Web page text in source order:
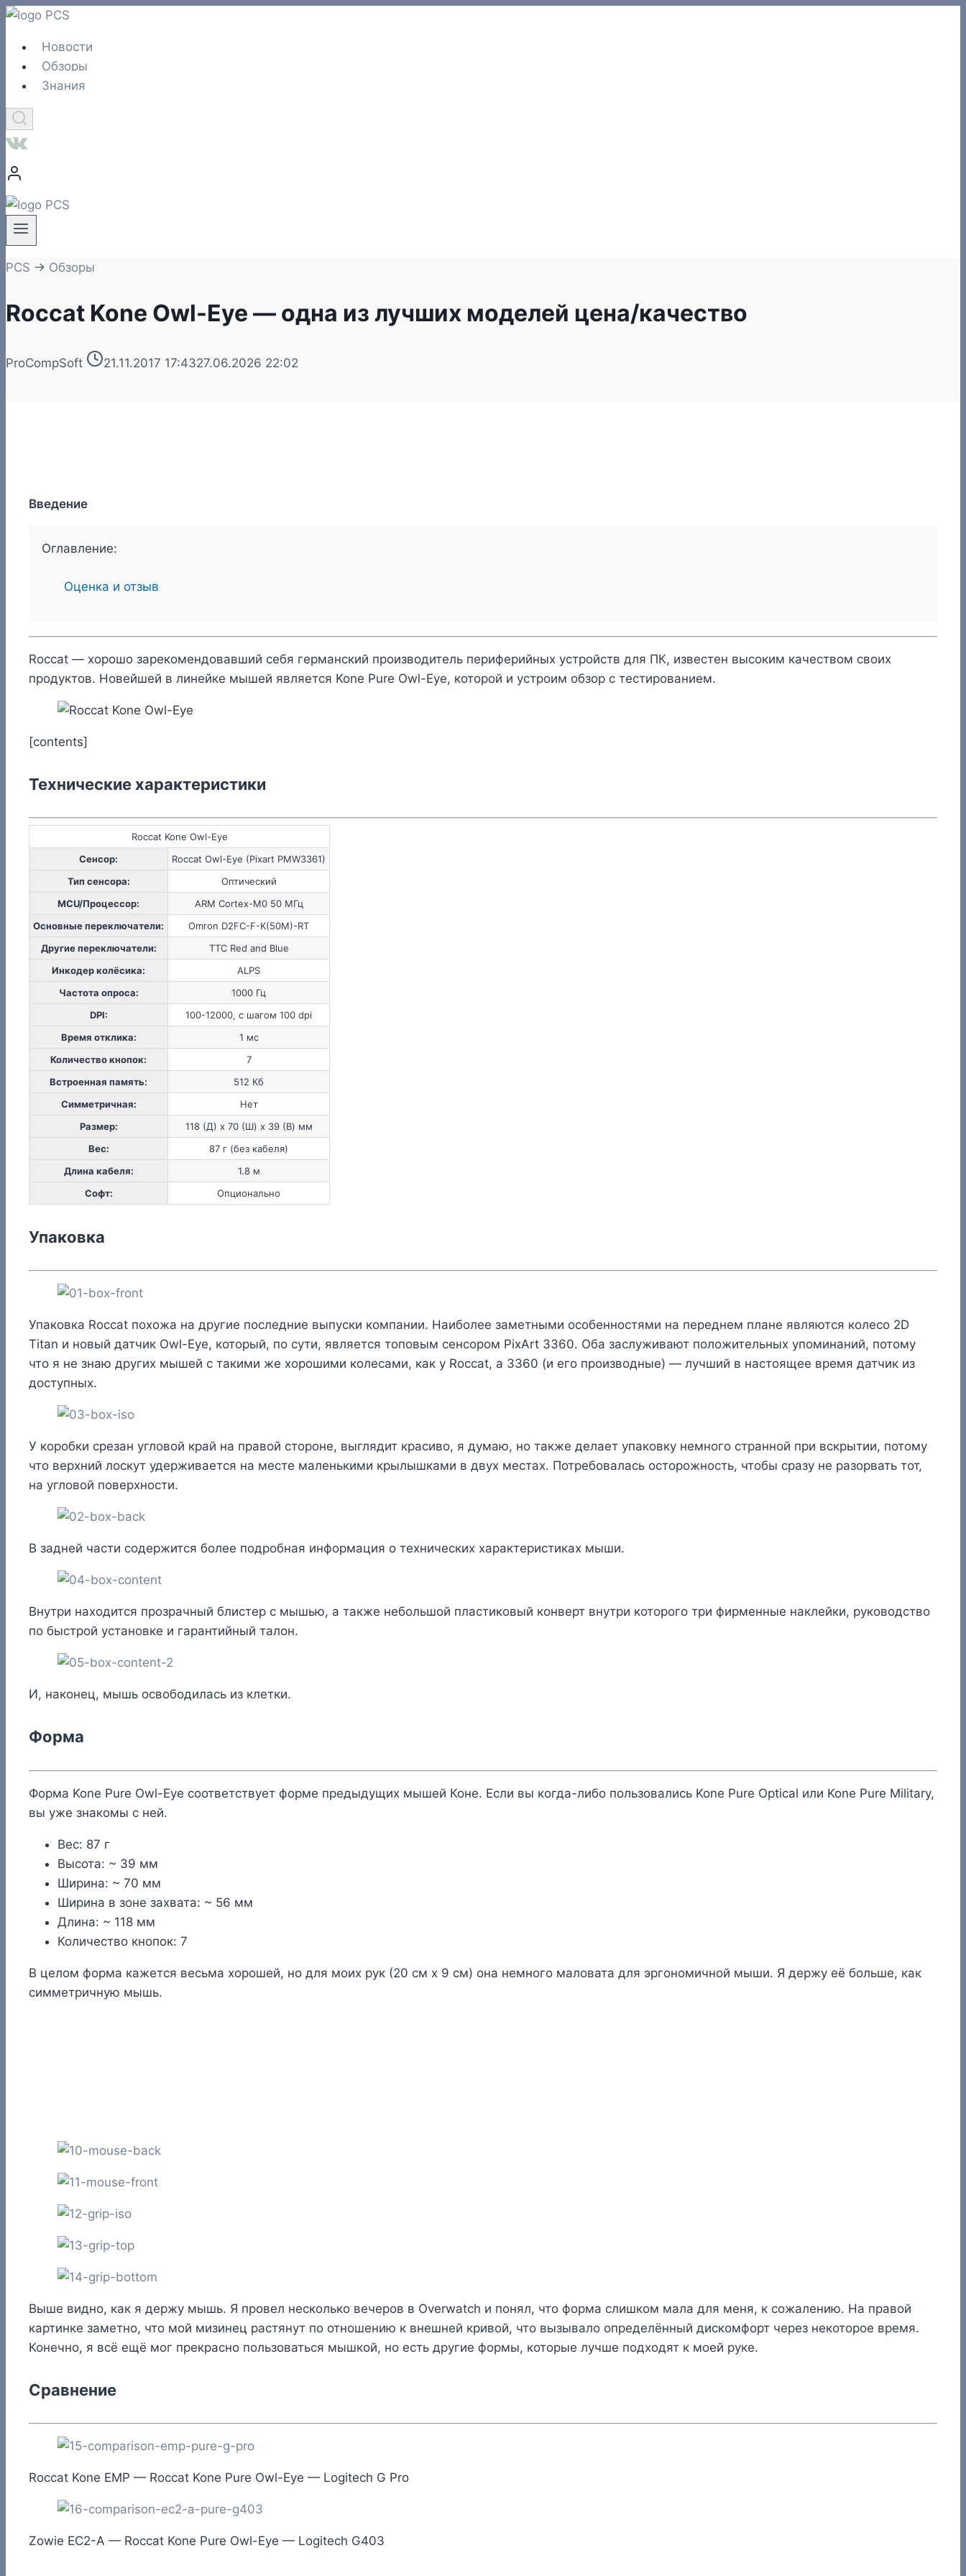
Перейти
содержимому
Новости
Обзоры
Знания
PCS → Обзоры
Roccat Kone Owl-Eye — одна из лучших моделей цена/качество
ProCompSoft 21.11.2017 17:4327.06.2026 22:02
Введение
Оглавление:
Оценка и отзыв
Roccat — хорошо зарекомендовавший себя германский производитель периферийных устройств для ПК, известен высоким качеством своих
продуктов. Новейшей в линейке мышей является Kone Pure Owl-Eye, которой и устроим обзор с тестированием.
[contents]
Технические характеристики
Roccat Kone Owl-Eye
Сенсор:
Roccat Owl-Eye (Pixart PMW3361)
Тип сенсора:
Оптический
MCU/Процессор:
ARM Cortex-M0 50 МГц
Основные переключатели:
Omron D2FC-F-K(50M)-RT
Другие переключатели:
TTC Red and Blue
Инкодер колёсика:
ALPS
Частота опроса:
1000 Гц
DPI:
100-12000, с шагом 100 dpi
Время отклика:
1 мс
Количество кнопок:
7
Встроенная память:
512 Кб
Симметричная:
Нет
Размер:
118 (Д) x 70 (Ш) x 39 (В) мм
Вес:
87 г (без кабеля)
Длина кабеля:
1.8 м
Софт:
Опционально
Упаковка
Упаковка Roccat похожа на другие последние выпуски компании. Наиболее заметными особенностями на переднем плане являются колесо 2D
Titan и новый датчик Owl-Eye, который, по сути, является топовым сенсором PixArt 3360. Оба заслуживают положительных упоминаний, потому
что я не знаю других мышей с такими же хорошими колесами, как у Roccat, а 3360 (и его производные) — лучший в настоящее время датчик из
доступных.
У коробки срезан угловой край на правой стороне, выглядит красиво, я думаю, но также делает упаковку немного странной при вскрытии, потому
что верхний лоскут удерживается на месте маленькими крылышками в двух местах. Потребовалась осторожность, чтобы сразу не разорвать тот,
на угловой поверхности.
В задней части содержится более подробная информация о технических характеристиках мыши.
Внутри находится прозрачный блистер с мышью, а также небольшой пластиковый конверт внутри которого три фирменные наклейки, руководство
по быстрой установке и гарантийный талон.
И, наконец, мышь освободилась из клетки.
Форма
Форма Kone Pure Owl-Eye соответствует форме предыдущих мышей Коне. Если вы когда-либо пользовались Kone Pure Optical или Kone Pure Military,
вы уже знакомы с ней.
Вес: 87 г
Высота: ~ 39 мм
Ширина: ~ 70 мм
Ширина в зоне захвата: ~ 56 мм
Длина: ~ 118 мм
Количество кнопок: 7
В целом форма кажется весьма хорошей, но для моих рук (20 см х 9 см) она немного маловата для эргономичной мыши. Я держу её больше, как
симметричную мышь.
Выше видно, как я держу мышь. Я провел несколько вечеров в Overwatch и понял, что форма слишком мала для меня, к сожалению. На правой
картинке заметно, что мой мизинец растянут по отношению к внешней кривой, что вызывало определённый дискомфорт через некоторое время.
Конечно, я всё ещё мог прекрасно пользоваться мышкой, но есть другие формы, которые лучше подходят к моей руке.
Сравнение
Roccat Kone EMP — Roccat Kone Pure Owl-Eye — Logitech G Pro
Zowie EC2-A — Roccat Kone Pure Owl-Eye — Logitech G403